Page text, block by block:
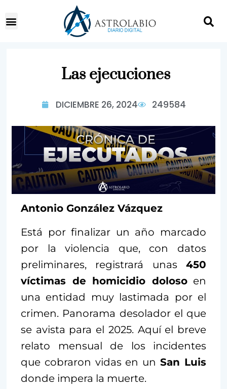
Las ejecuciones
DICIEMBRE 26, 2024 249584
Antonio González Vázquez
Está por finalizar un año marcado
por la violencia que, con datos
preliminares, registrará unas 450
víctimas de homicidio dolosoen
una entidad muy lastimada por el
crimen. Panorama desolador el que
se avista para el 2025. Aquí el breve
relato mensual de los incidentes
que cobraron vidas en unSan Luis
donde impera la muerte.